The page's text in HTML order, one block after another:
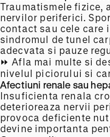
Traumatismele fizice,
nervilor periferici.
contact sau cele care
sindromul de tunel
adecvata si pauze
⏩ Afla mai multe si
nivelul piciorului si
Afectiuni renale sau
Insuficienta renala
deterioreaza nervii
provoca deficiente
devine importanta